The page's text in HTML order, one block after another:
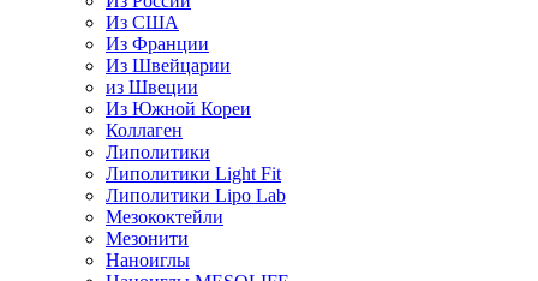
Из США
Из Франции
Из Швейцарии
из Швеции
Из Южной Кореи
Коллаген
Липолитики
Липолитики Light Fit
Липолитики Lipo Lab
Мезококтейли
Мезонити
Наноиглы